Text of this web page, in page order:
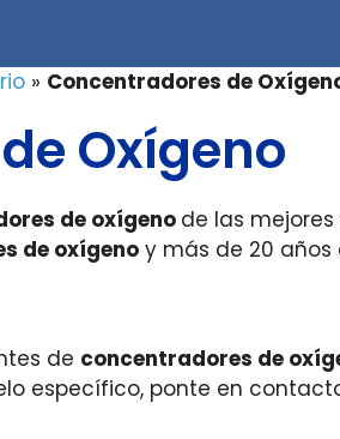
» Concentradores de
Oxígeno
de oxígeno de las
de oxígeno y más de 20
de concentradores de
específico, ponte en